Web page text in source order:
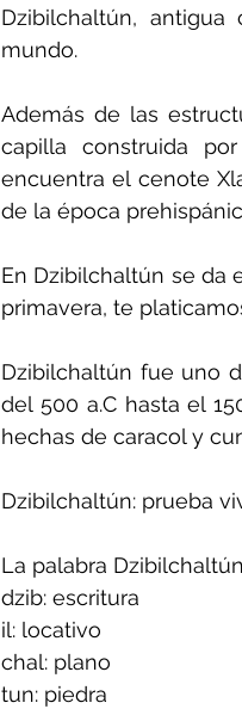
Dzibilchaltún,
mundo.
Además de las
capilla construida
encuentra el cenote
de la época
En Dzibilchaltún se da
primavera, te
Dzibilchaltún fue uno
del 500 a.C hasta el
hechas de caracol y
Dzibilchaltún: prueba
La palabra
dzib: escritura
il: locativo
chal: plano
tun: piedra